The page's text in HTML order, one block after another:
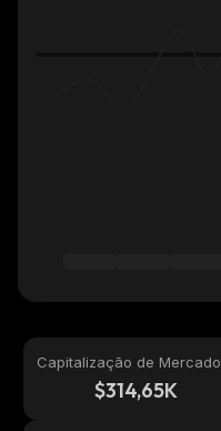
Capitalização de Mercado
$314,65K